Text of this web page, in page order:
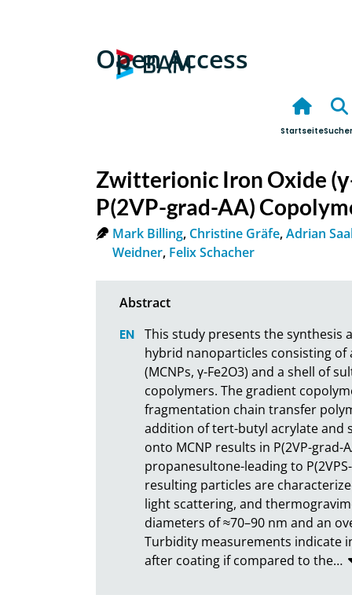
Open Access
Startseite
Zwitterionic Iron Oxide
P(2VP-grad-AA)
Mark Billing, Christine Gräfe,Adrian
Weidner, Felix Schacher
This study presents the synthesis
hybrid nanoparticles consisting
(MCNPs, γ-Fe2O3) and a shell of
copolymers. The gradient
fragmentation chain transfer
addition of tert-butyl acrylate and
onto MCNP results in P(2VP-grad-
propanesultone-leading to
resulting particles are
light scattering, and
diameters of ≈70–90 nm and an
Turbidity measurements indicate
after coating if compared to the…